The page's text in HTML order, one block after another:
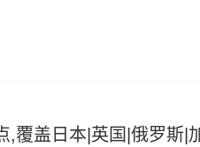
,覆盖日本|英国|俄罗斯|